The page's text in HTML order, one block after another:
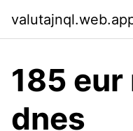
185
dnes